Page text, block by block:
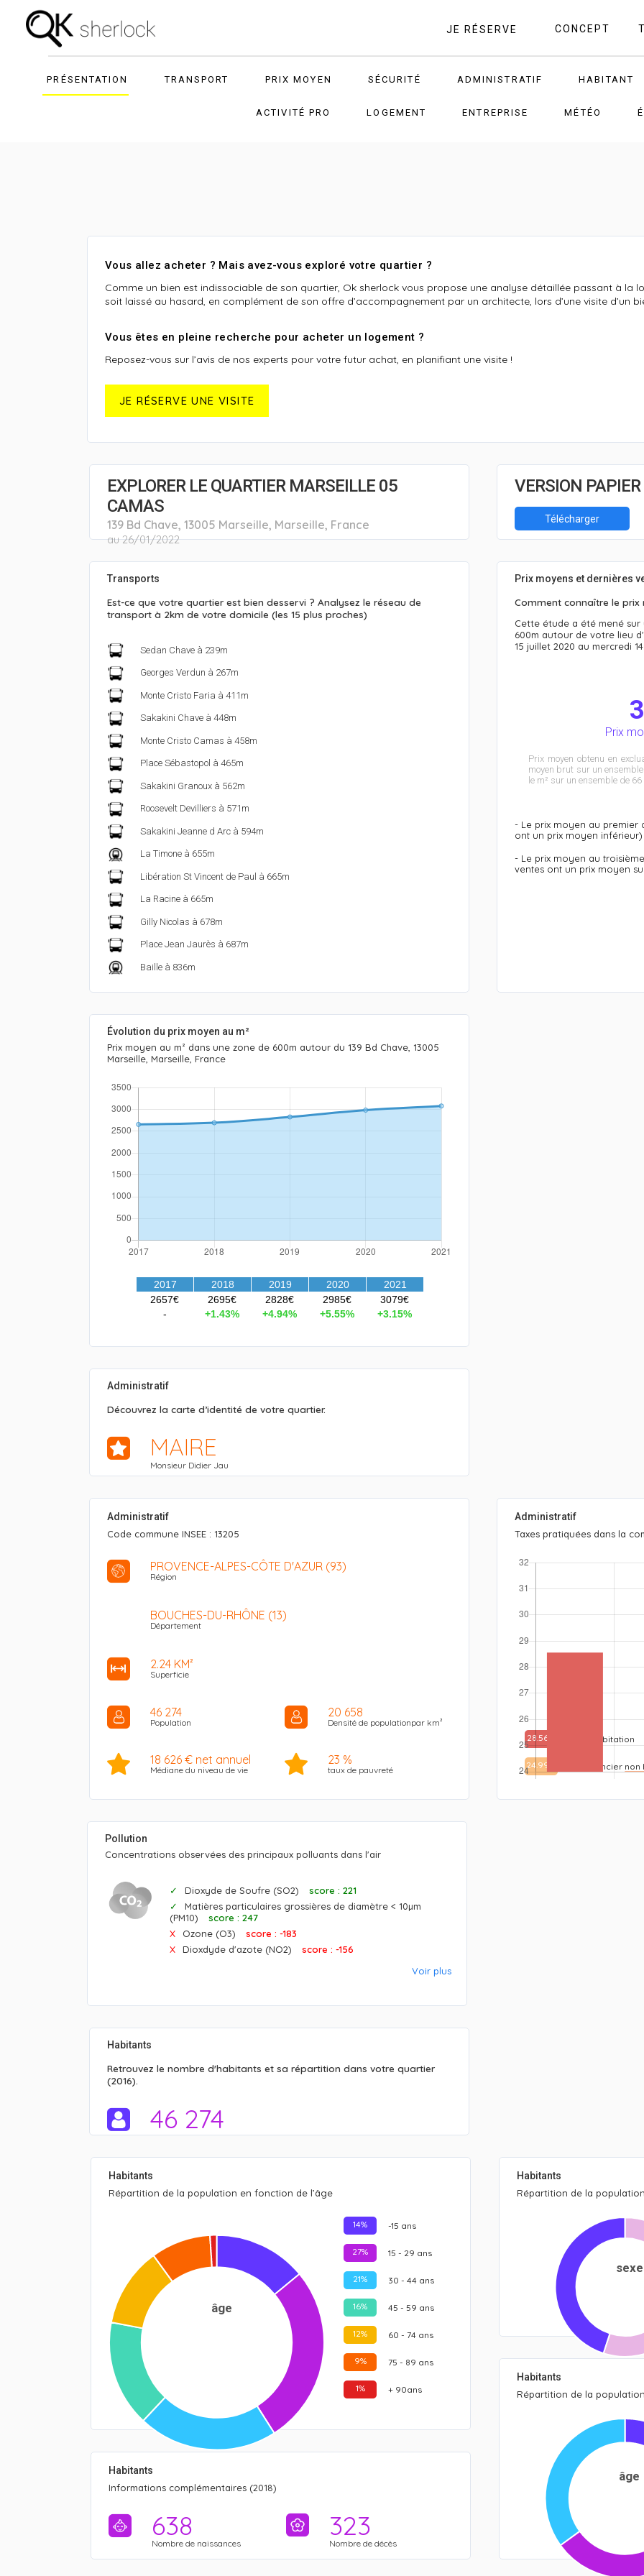
JE RÉSERVE CONCEPT
PRÉSENTATION TRANSPORT PRIX MOYEN SÉCURITÉ ADMINISTRATIF HABITANT
ACTIVITÉ PRO LOGEMENT ENTREPRISE MÉTÉO
Vous allez acheter ? Mais avez-vous exploré votre quartier ?
Comme un bien est indissociable de son quartier, Ok sherlock vous propose une analyse détaillée passant à la
soit laissé au hasard, en complément de son offre d’accompagnement par un architecte, lors d’une visite d’un
Vous êtes en pleine recherche pour acheter un logement ?
Reposez-vous sur l’avis de nos experts pour votre futur achat, en planifiant une visite !
JE RÉSERVE UNE VISITE
EXPLORER LE QUARTIER MARSEILLE 05
CAMAS
139 Bd Chave, 13005 Marseille, Marseille, France
au 26/01/2022
VERSION PAPIER
Télécharger
Transports
Est-ce que votre quartier est bien desservi ? Analysez le réseau de
transport à 2km de votre domicile (les 15 plus proches)
Sedan Chave à 239m
Georges Verdun à 267m
Monte Cristo Faria à 411m
Sakakini Chave à 448m
Monte Cristo Camas à 458m
Place Sébastopol à 465m
Sakakini Granoux à 562m
Roosevelt Devilliers à 571m
Sakakini Jeanne d Arc à 594m
La Timone à 655m
Libération St Vincent de Paul à 665m
La Racine à 665m
Gilly Nicolas à 678m
Place Jean Jaurès à 687m
Baille à 836m
Prix moyens et dernières
Comment connaître le prix
Cette étude a été mené sur
600m autour de votre lieu
15 juillet 2020 au mercredi
Prix
Prix moyen obtenu en
moyen brut sur un
le m² sur un ensemble de 66
- Le prix moyen au premier
ont un prix moyen inférieur)
- Le prix moyen au
ventes ont un prix moyen
Évolution du prix moyen au m²
Prix moyen au m² dans une zone de 600m autour du 139 Bd Chave, 13005
Marseille, Marseille, France
2017 2018 2019 2020
2021
2657€
2695€ 2828€ 2985€
3079€
-
+1.43% +4.94% +5.55% +3.15%
Administratif
Découvrez la carte d’identité de votre quartier.
MAIRE
Monsieur Didier Jau
Administratif
Code commune INSEE : 13205
PROVENCE-ALPES-CÔTE D'AZUR (93)
Région
BOUCHES-DU-RHÔNE (13)
Département
2.24 KM²
Superficie
46 274
Population
20 658
Densité de populationpar km²
18 626 € net annuel
Médiane du niveau de vie
23 %
taux de pauvreté
Administratif
Taxes pratiquées dans la
28.56% Taxe habitation
24.99% Taxe foncier non
Pollution
Concentrations observées des principaux polluants dans l'air
Dioxyde de Soufre (SO2)
score : 221
Matières particulaires grossières de diamètre < 10µm
(PM10)
score : 247
Ozone (O3)
score : -183
Dioxdyde d'azote (NO2)
score : -156
Voir plus
Habitants
Retrouvez le nombre d'habitants et sa répartition dans votre quartier
(2016).
46 274
Habitants
Répartition de la population en fonction de l’âge
âge
14% -15 ans
27% 15 - 29 ans
21% 30 - 44 ans
16% 45 - 59 ans
12% 60 - 74 ans
9% 75 - 89 ans
1% + 90ans
Habitants
Répartition de la
sexe
Habitants
Répartition de la
âge
Habitants
Informations complémentaires (2018)
638
Nombre de naissances
323
Nombre de décès